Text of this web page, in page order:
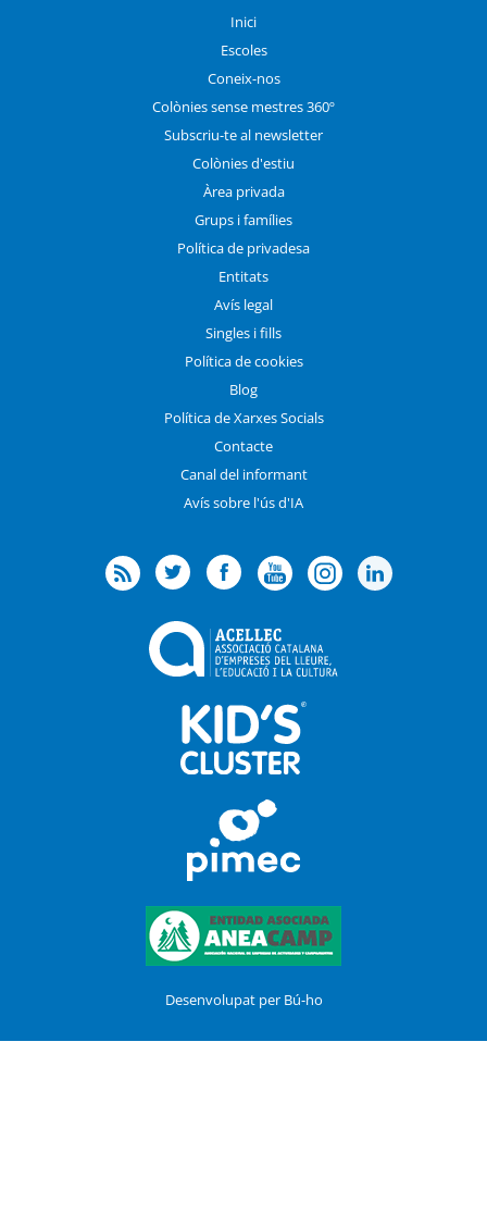
Inici
Escoles
Coneix-nos
Colònies sense mestres 360º
Subscriu-te al newsletter
Colònies d'estiu
Àrea privada
Grups i famílies
Política de privadesa
Entitats
Avís legal
Singles i fills
Política de cookies
Blog
Política de Xarxes Socials
Contacte
Canal del informant
Avís sobre l'ús d'IA
Desenvolupat per Bú-ho